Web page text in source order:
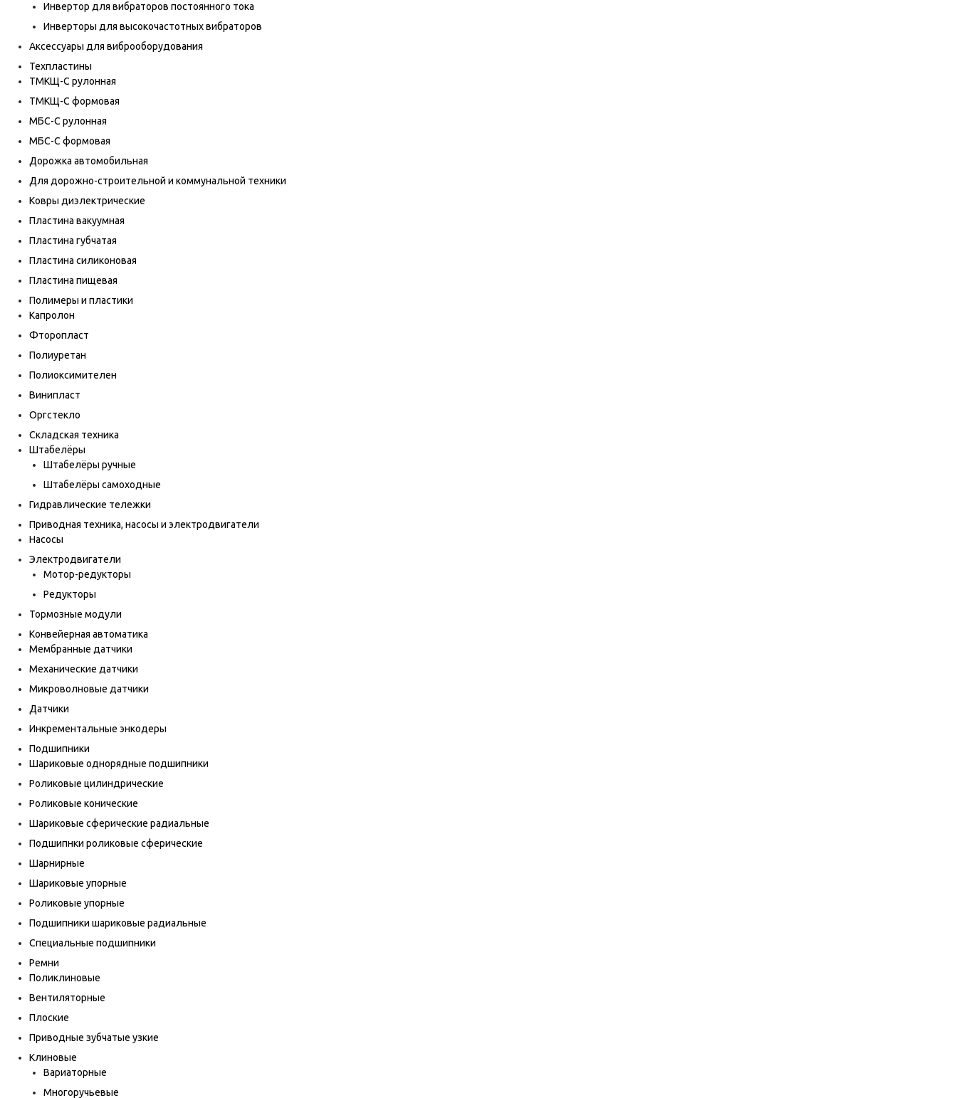
Инвертор для вибраторов постоянного тока
Инверторы для высокочастотных вибраторов
Аксессуары для виброоборудования
Техпластины
ТМКЩ-С рулонная
ТМКЩ-С формовая
МБС-С рулонная
МБС-С формовая
Дорожка автомобильная
Для дорожно-строительной и коммунальной техники
Ковры диэлектрические
Пластина вакуумная
Пластина губчатая
Пластина силиконовая
Пластина пищевая
Полимеры и пластики
Капролон
Фторопласт
Полиуретан
Полиоксимителен
Винипласт
Оргстекло
Складская техника
Штабелёры
Штабелёры ручные
Штабелёры самоходные
Гидравлические тележки
Приводная техника, насосы и электродвигатели
Насосы
Электродвигатели
Мотор-редукторы
Редукторы
Тормозные модули
Конвейерная автоматика
Мембранные датчики
Механические датчики
Микроволновые датчики
Датчики
Инкрементальные энкодеры
Подшипники
Шариковые однорядные подшипники
Роликовые цилиндрические
Роликовые конические
Шариковые сферические радиальные
Подшипнки роликовые сферические
Шарнирные
Шариковые упорные
Роликовые упорные
Подшипники шариковые радиальные
Специальные подшипники
Ремни
Поликлиновые
Вентиляторные
Плоские
Приводные зубчатые узкие
Клиновые
Вариаторные
Многоручьевые